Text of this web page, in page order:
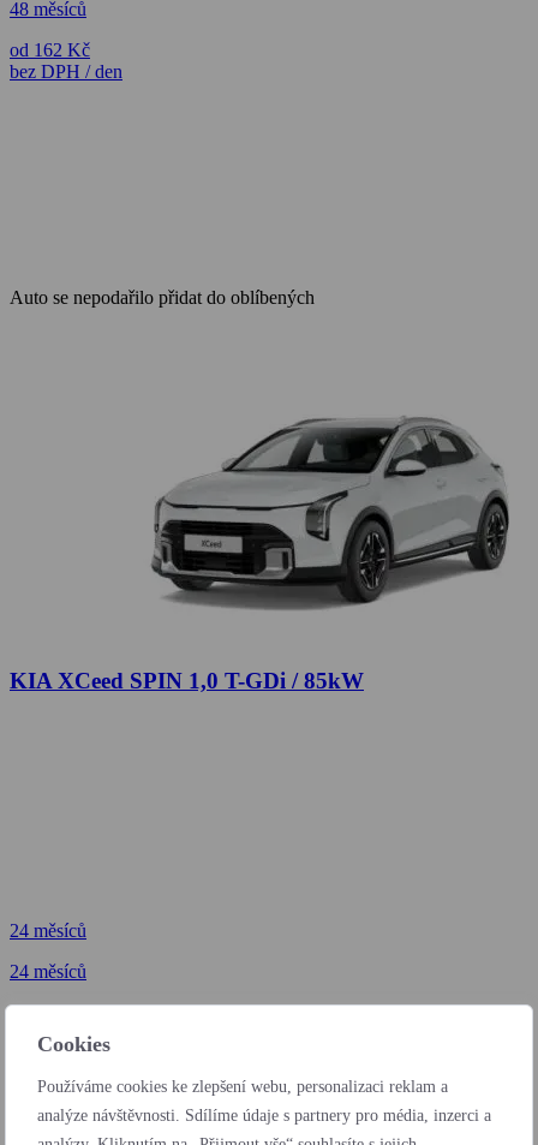
Cookies
Používáme cookies ke zlepšení webu, personalizaci reklam a
analýze návštěvnosti. Sdílíme údaje s partnery pro média, inzerci a
48 měsíců
od 162 Kč
bez DPH / den
Auto se nepodařilo přidat do oblíbených
KIA XCeed SPIN 1,0 T-GDi / 85kW
24 měsíců
24 měsíců
od 6 172 Kč
bez DPH / měsíc
24 měsíců
od 203 Kč
bez DPH / den